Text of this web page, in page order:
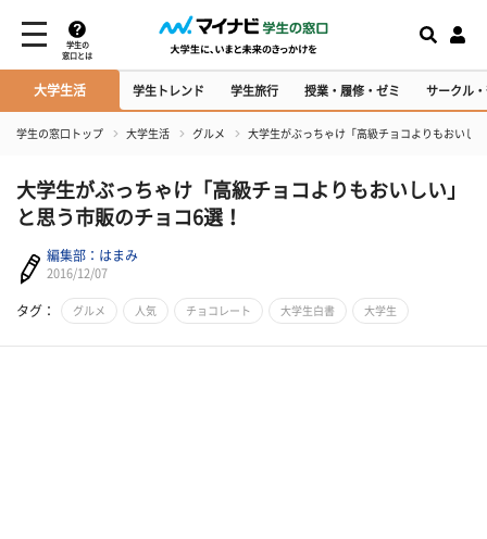
学生の
窓口とは
大学生活 学生トレンド 学生旅行 授業・履修・ゼミ サークル
学生の窓口トップ 大学生活 グルメ 大学生がぶっちゃけ「高級チョコよりもおいし
大学生がぶっちゃけ「高級チョコよりもおいしい」
と思う市販のチョコ6選！
編集部：はまみ
2016/12/07
タグ： グルメ 人気 チョコレート 大学生白書 大学生